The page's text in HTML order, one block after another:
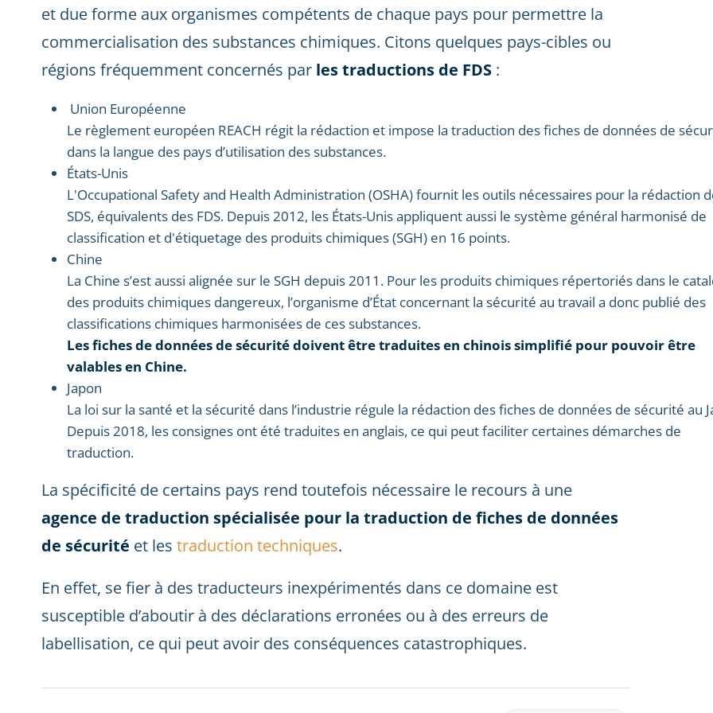
et due forme aux organismes compétents de chaque pays pour permettre la
commercialisation des substances chimiques. Citons quelques pays-cibles ou
régions fréquemment concernés par les traductions de FDS :
Union Européenne
Le règlement européen REACH régit la rédaction et impose la traduction des fiches de données de
dans la langue des pays d’utilisation des substances.
États-Unis
L'Occupational Safety and Health Administration (OSHA) fournit les outils nécessaires pour la rédaction
SDS, équivalents des FDS. Depuis 2012, les États-Unis appliquent aussi le système général harmonisé de
classification et d'étiquetage des produits chimiques (SGH) en 16 points.
Chine
La Chine s’est aussi alignée sur le SGH depuis 2011. Pour les produits chimiques répertoriés dans le
des produits chimiques dangereux, l’organisme d’État concernant la sécurité au travail a donc publié des
classifications chimiques harmonisées de ces substances.
Les fiches de données de sécurité doivent être traduites en chinois simplifié pour pouvoir être
valables en Chine.
Japon
La loi sur la santé et la sécurité dans l’industrie régule la rédaction des fiches de données de sécurité au
Depuis 2018, les consignes ont été traduites en anglais, ce qui peut faciliter certaines démarches de
traduction.
La spécificité de certains pays rend toutefois nécessaire le recours à une
agence de traduction spécialisée pour la traduction de fiches de données
de sécurité et les traduction techniques.
En effet, se fier à des traducteurs inexpérimentés dans ce domaine est
susceptible d’aboutir à des déclarations erronées ou à des erreurs de
labellisation, ce qui peut avoir des conséquences catastrophiques.